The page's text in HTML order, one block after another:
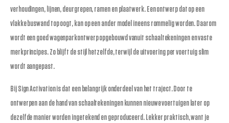
verhoudingen, lijnen, deurgrepen, ramen en plaatwerk. Een ontwerp dat op een
vlakke buswand top oogt, kan op een ander model ineens rommelig worden. Daarom
wordt een goed wagenparkontwerp opgebouwd vanuit schaaltekeningen en vaste
merkprincipes. Zo blijft de stijl hetzelfde, terwijl de uitvoering per voertuig slim
wordt aangepast.
Bij Sign Activation is dat een belangrijk onderdeel van het traject. Door te
ontwerpen aan de hand van schaaltekeningen kunnen nieuwe voertuigen later op
dezelfde manier worden ingetekend en geproduceerd. Lekker praktisch, want je